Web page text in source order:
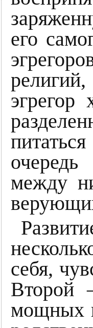
его
эгрегор
между
себя,
Второй
мощных